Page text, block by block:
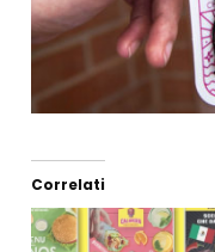
Correlati